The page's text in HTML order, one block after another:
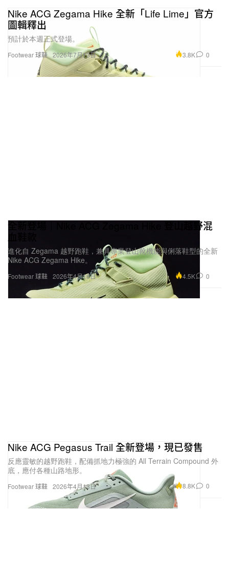
Footwear 球鞋
Nike ACG Zegama Hike 全新「Life Lime」官方
圖輯釋出
預計於本週正式登場。
2026年7月13日 3.8K 0
Footwear 球鞋
全新登場｜Nike ACG Zegama Hike 登山越野混
血鞋款
進化自 Zegama 越野跑鞋，兼具專業登山靴機能與俐落鞋型的全新
Nike ACG Zegama Hike。
2026年4月16日 4.5K 0
Footwear 球鞋
Nike ACG Pegasus Trail 全新登場，現已發售
反應靈敏的越野跑鞋，配備抓地力極強的 All Terrain Compound 外
底，應付各種山路地形。
2026年4月13日 8.8K 0